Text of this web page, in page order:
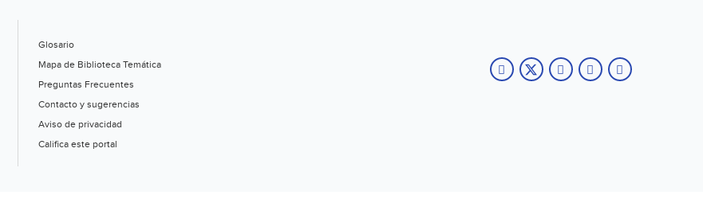
Glosario
Mapa de Biblioteca Temática
Preguntas Frecuentes
Contacto y sugerencias
Aviso de privacidad
Califica este portal